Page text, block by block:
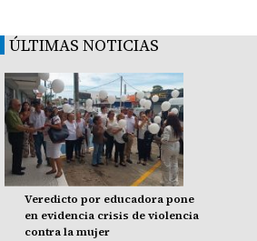
ÚLTIMAS NOTICIAS
Veredicto por educadora pone
en evidencia crisis de violencia
contra la mujer